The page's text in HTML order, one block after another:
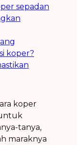
sepadan
koper?
koper
tanya,
maraknya